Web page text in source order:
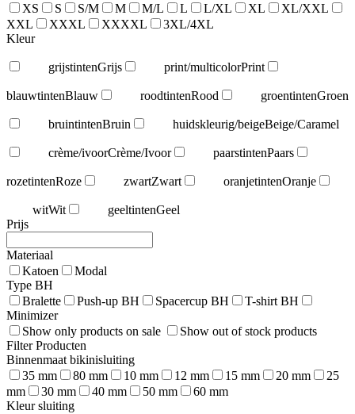
XS
S S/M M M/L L L/XL XL
XL/XXL
XXL
XXXL XXXXL
3XL/4XL
Kleur
grijstintenGrijs print/multicolorPrint
blauwtintenBlauw roodtintenRood groentintenGroen
bruintintenBruin huidskleurig/beigeBeige/Caramel
crème/ivoorCrème/Ivoor paarstintenPaars
rozetintenRoze zwartZwart oranjetintenOranje
witWit geeltintenGeel
Prijs
Materiaal
Katoen
Modal
Type BH
Bralette
Push-up BH Spacercup BH
T-shirt BH
Minimizer
Show only products on sale
Show out of stock products
Filter Producten
Binnenmaat bikinisluiting
35 mm
80 mm 10 mm 12 mm 15 mm 20 mm
25
mm
30 mm 40 mm 50 mm
60 mm
Kleur sluiting